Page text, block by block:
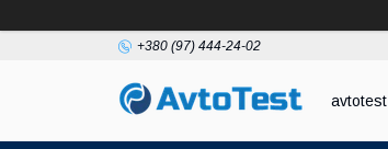
+380 (97) 444-24-02
avtotest